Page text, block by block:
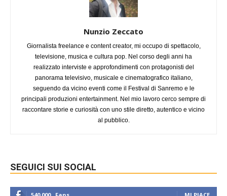
Nunzio Zeccato
Giornalista freelance e content creator, mi occupo di spettacolo,
televisione, musica e cultura pop. Nel corso degli anni ha
realizzato interviste e approfondimenti con protagonisti del
panorama televisivo, musicale e cinematografico italiano,
seguendo da vicino eventi come il Festival di Sanremo e le
principali produzioni entertainment. Nel mio lavoro cerco sempre di
raccontare storie e curiosità con uno stile diretto, autentico e vicino
al pubblico.
SEGUICI SUI SOCIAL